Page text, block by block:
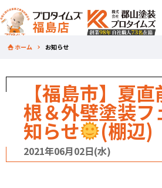
ホーム お知らせ
【福島市】夏
根＆外壁塗装フ
知らせ (棚辺)
2021年06月02日(水)